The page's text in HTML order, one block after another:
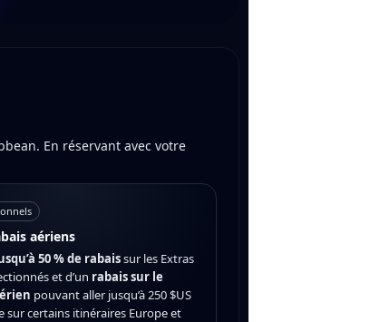
En réservant avec votre
aériens
50 % de rabaissur les Extras
et d’un rabais sur le
pouvant aller jusqu’à 250 $US
sur certains itinéraires Europe et